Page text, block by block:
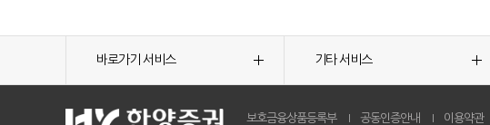
바로가기 서비스 기타 서비스
보호금융상품등록부 공동인증안내 이용약관